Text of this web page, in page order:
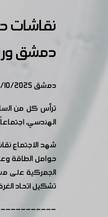
نقاشات
دمشق
دمشق 7/10/2025
ترأس كل من
الهندسي،
شهد الاجتماع
حوامل الطاقة
الجمركية على
تشكيل اتحاد